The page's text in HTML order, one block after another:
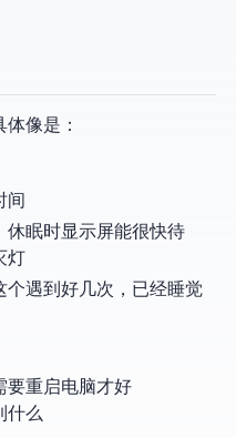
像是：
休眠时显示屏能很快待
灯
个遇到好几次，已经睡觉
要重启电脑才好
什么